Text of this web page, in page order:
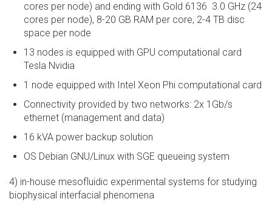
cores per node) and ending with Gold 6136 3.0 GHz (24
cores per node), 8-20 GB RAM per core, 2-4 TB disc
space per node
13 nodes is equipped with GPU computational card
Tesla Nvidia
1 node equipped with Intel Xeon Phi computational card
Connectivity provided by two networks: 2x 1Gb/s
ethernet (management and data)
16 kVA power backup solution
OS Debian GNU/Linux with SGE queueing system
4) in-house mesofluidic experimental systems for studying
biophysical interfacial phenomena